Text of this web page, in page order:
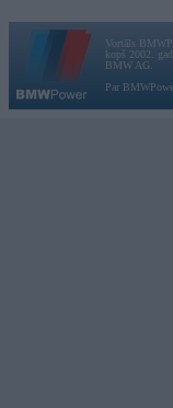
Vortāls
kopš 2002.
BMW AG.
Par